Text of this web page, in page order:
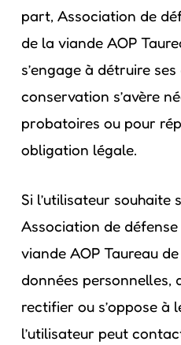
part, Association de
de la viande AOP
s’engage à détruire
conservation s’avère
probatoires ou pour
obligation légale.
Si l’utilisateur souhaite
Association de
viande AOP Taureau
données personnelles,
rectifier ou s’oppose à
l’utilisateur peut